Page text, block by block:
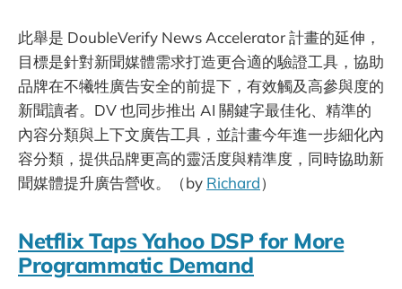
此舉是 DoubleVerify News Accelerator 計畫的延伸，
目標是針對新聞媒體需求打造更合適的驗證工具，協助
品牌在不犧牲廣告安全的前提下，有效觸及高參與度的
新聞讀者。DV 也同步推出 AI 關鍵字最佳化、精準的
內容分類與上下文廣告工具，並計畫今年進一步細化內
容分類，提供品牌更高的靈活度與精準度，同時協助新
聞媒體提升廣告營收。（by Richard）
Netflix Taps Yahoo DSP for More
Programmatic Demand